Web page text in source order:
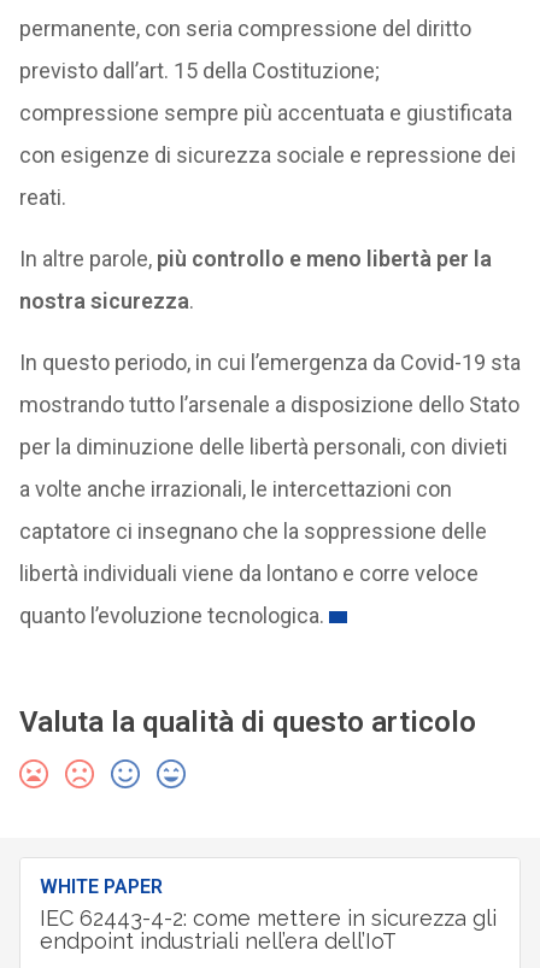
permanente, con seria compressione del diritto
previsto dall’art. 15 della Costituzione;
compressione sempre più accentuata e giustificata
con esigenze di sicurezza sociale e repressione dei
reati.
In altre parole, più controllo e meno libertà per la
nostra sicurezza.
In questo periodo, in cui l’emergenza da Covid-19 sta
mostrando tutto l’arsenale a disposizione dello Stato
per la diminuzione delle libertà personali, con divieti
a volte anche irrazionali, le intercettazioni con
captatore ci insegnano che la soppressione delle
libertà individuali viene da lontano e corre veloce
quanto l’evoluzione tecnologica.
Valuta la qualità di questo articolo
WHITE PAPER
IEC 62443-4-2: come mettere in sicurezza gli
endpoint industriali nell’era dell’IoT